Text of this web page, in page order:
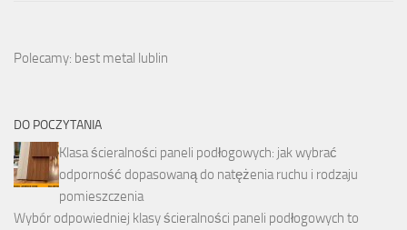
Polecamy: best metal lublin
DO POCZYTANIA
Klasa ścieralności paneli podłogowych: jak wybrać
odporność dopasowaną do natężenia ruchu i rodzaju
pomieszczenia
Wybór odpowiedniej klasy ścieralności paneli podłogowych to